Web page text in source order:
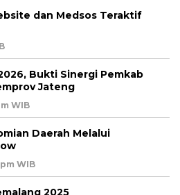
dan Medsos Teraktif
Bukti Sinergi Pemkab
Jateng
WIB
Daerah Melalui
WIB
2025